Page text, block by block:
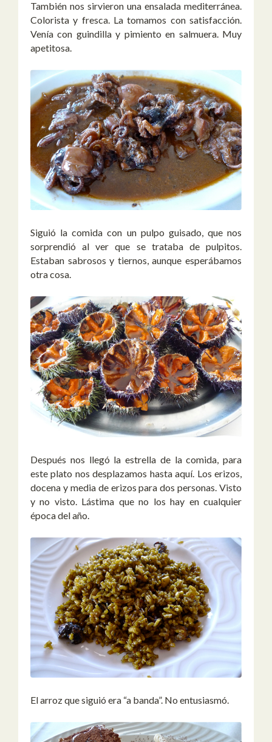
También nos sirvieron una ensalada mediterránea.
Colorista y fresca. La tomamos con satisfacción.
Venía con guindilla y pimiento en salmuera. Muy
apetitosa.
Siguió la comida con un pulpo guisado, que nos
sorprendió al ver que se trataba de pulpitos.
Estaban sabrosos y tiernos, aunque esperábamos
otra cosa.
Después nos llegó la estrella de la comida, para
este plato nos desplazamos hasta aquí. Los erizos,
docena y media de erizos para dos personas. Visto
y no visto. Lástima que no los hay en cualquier
época del año.
El arroz que siguió era “a banda”. No entusiasmó.